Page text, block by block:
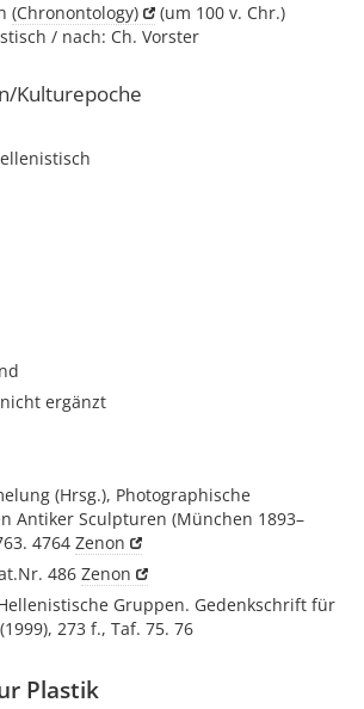
(Chronontology)
(um 100 v. Chr.)
/ nach: Ch. Vorster
Kulturepoche
ergänzt
(Hrsg.), Photographische
Antiker Sculpturen (München 1893–
4764 Zenon
486 Zenon
Gruppen. Gedenkschrift für
273 f., Taf. 75. 76
Plastik